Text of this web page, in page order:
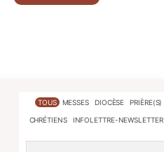
TOUS MESSES DIOCÈSE PRIÈRE(S)
CHRÉTIENS INFOLETTRE-NEWSLETTER